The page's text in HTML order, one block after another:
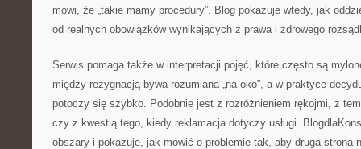
mówi, że „takie mamy procedury”. Blog pokazuje wtedy, jak
od realnych obowiązków wynikających z prawa i zdrowego
Serwis pomaga także w interpretacji pojęć, które często są
między rezygnacją bywa rozumiana „na oko”, a w praktyce
potoczy się szybko. Podobnie jest z rozróżnieniem rękojmi, z
czy z kwestią tego, kiedy reklamacja dotyczy usługi.
obszary i pokazuje, jak mówić o problemie tak, aby druga strona